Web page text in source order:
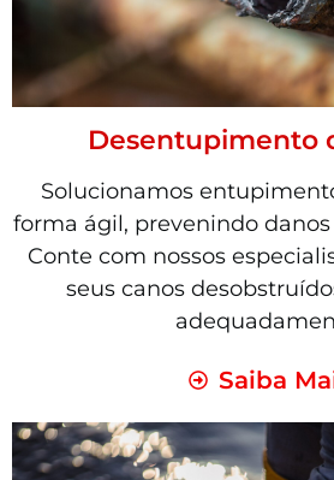
Desentupimento
Solucionamos
forma ágil, prevenindo
Conte com nossos
seus canos
Saiba